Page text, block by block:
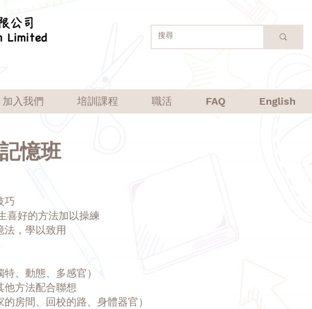
加入我們 培訓課程 職活 FAQ English
憶班
巧
喜好的方法加以操練
法，學以致用
、動態、多感官）
他方法配合聯想
房間、回校的路、身體器官）